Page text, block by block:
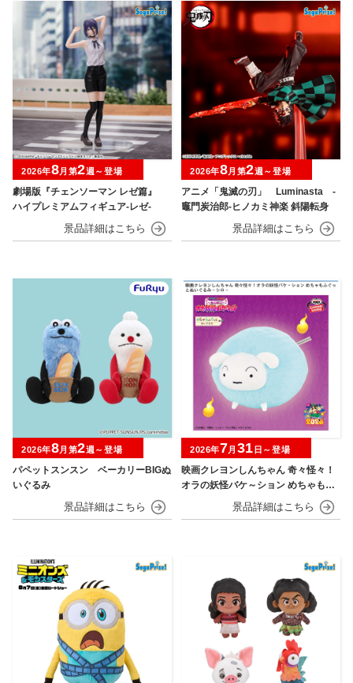
劇場版『チェンソーマン レゼ篇』
ハイプレミアムフィギュア‐レゼ‐
2026年8月第2週～登場
アニメ「鬼滅の刃」 Luminasta ‐
竈門炭治郎‐ヒノカミ神楽 斜陽転身
2026年8月第2週～登場
パペットスンスン ベーカリーBIGぬ
いぐるみ
2026年8月第2週～登場
映画クレヨンしんちゃん 奇々怪々！
オラの妖怪バケ～ション めちゃもふ
ぐっとぬいぐるみ シロ
2026年7月 31 日～登場